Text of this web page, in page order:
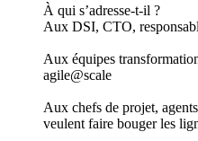
Un épisode (généré par IA
par le cabinet Operae
productivisme-le-cas-
www.operaepartners.fr